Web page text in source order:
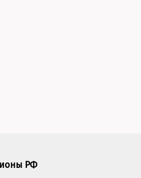
РФ